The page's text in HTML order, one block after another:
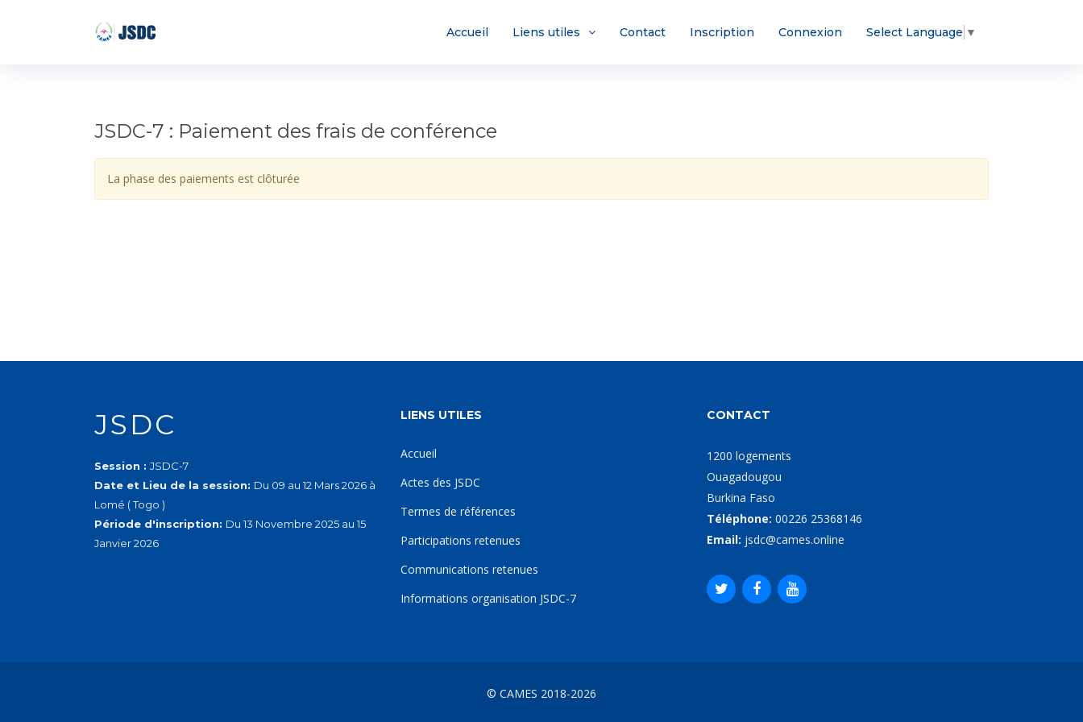
Accueil Liens utiles Contact Inscription Connexion Select Language ▼
JSDC-7 : Paiement des frais de conférence
La phase des paiements est clôturée
JSDC
Session : JSDC-7
Date et Lieu de la session: Du 09 au 12 Mars 2026 à
Lomé ( Togo )
Période d'inscription: Du 13 Novembre 2025 au 15
Janvier 2026
LIENS UTILES
Accueil
Actes des JSDC
Termes de références
Participations retenues
Communications retenues
Informations organisation JSDC-7
CONTACT
1200 logements
Ouagadougou
Burkina Faso
Téléphone: 00226 25368146
Email: jsdc@cames.online
© CAMES 2018-2026